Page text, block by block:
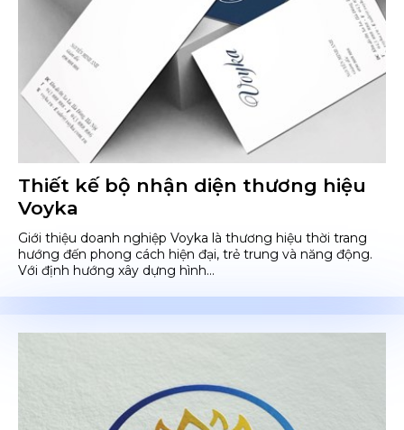
Thiết kế bộ nhận diện thương hiệu
Voyka
Giới thiệu doanh nghiệp Voyka là thương hiệu thời trang
hướng đến phong cách hiện đại, trẻ trung và năng động.
Với định hướng xây dựng hình...